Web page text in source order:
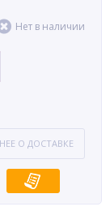
Нет в наличии
О ДОСТАВКЕ